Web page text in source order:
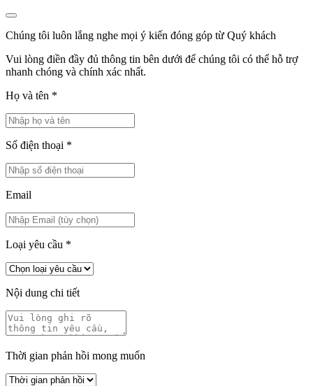
Chúng tôi luôn lắng nghe mọi ý kiến đóng góp từ Quý khách
Vui lòng điền đầy đủ thông tin bên dưới để chúng tôi có thể hỗ trợ
nhanh chóng và chính xác nhất.
Họ và tên *
Số điện thoại *
Email
Loại yêu cầu *
Nội dung chi tiết
Thời gian phản hồi mong muốn